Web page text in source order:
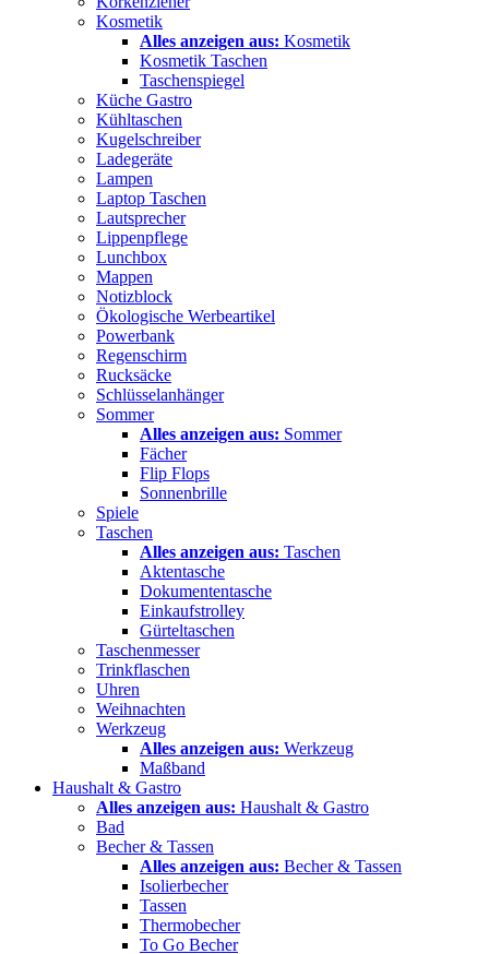
Kosmetik
Alles anzeigen aus: Kosmetik
Kosmetik Taschen
Taschenspiegel
Küche Gastro
Kühltaschen
Kugelschreiber
Ladegeräte
Lampen
Laptop Taschen
Lautsprecher
Lippenpflege
Lunchbox
Mappen
Notizblock
Ökologische Werbeartikel
Powerbank
Regenschirm
Rucksäcke
Schlüsselanhänger
Sommer
Alles anzeigen aus: Sommer
Fächer
Flip Flops
Sonnenbrille
Spiele
Taschen
Alles anzeigen aus: Taschen
Aktentasche
Dokumententasche
Einkaufstrolley
Gürteltaschen
Taschenmesser
Trinkflaschen
Uhren
Weihnachten
Werkzeug
Alles anzeigen aus: Werkzeug
Maßband
Haushalt & Gastro
Alles anzeigen aus: Haushalt & Gastro
Bad
Becher & Tassen
Alles anzeigen aus: Becher & Tassen
Isolierbecher
Tassen
Thermobecher
To Go Becher